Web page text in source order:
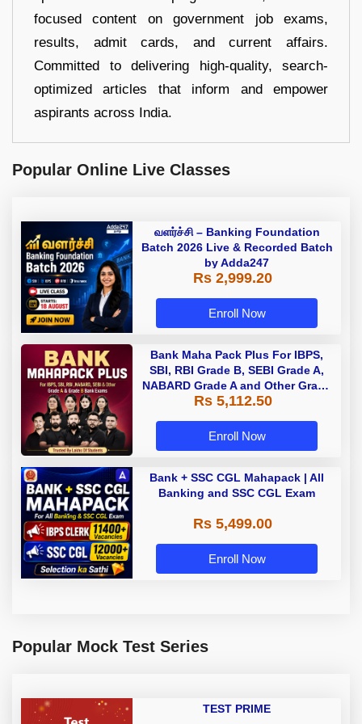
focused content on government job exams,
results, admit cards, and current affairs.
Committed to delivering high-quality, search-
optimized articles that inform and empower
aspirants across India.
Popular Online Live Classes
வளர்ச்சி – Banking Foundation
Batch 2026 Live & Recorded Batch
by Adda247
Rs 2,999.20
Enroll Now
Bank Maha Pack Plus For IBPS,
SBI, RBI Grade B, SEBI Grade A,
NABARD Grade A and Other Grade
A & Grade B Bank Exams
Rs 5,112.50
Enroll Now
Bank + SSC CGL Mahapack | All
Banking and SSC CGL Exam
Rs 5,499.00
Enroll Now
Popular Mock Test Series
TEST PRIME